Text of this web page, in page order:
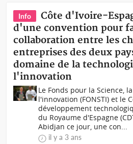
Info
Côte d'Ivoire-
d'une convention pour
collaboration entre les
entreprises des deux
domaine de la
l'innovation
Le Fonds pour la Science,
l'innovation (FONSTI) et le
développement
du Royaume d'Espagne
Abidjan ce jour, une con...
il y a 3 ans